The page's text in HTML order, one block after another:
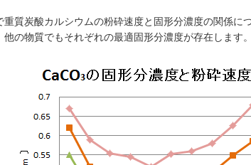
質炭酸カルシウムの粉砕速度と固形分濃度の関係に
の物質でもそれぞれの最適固形分濃度が存在します。